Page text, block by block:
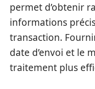
permet d’obtenir
informations
transaction.
date d’envoi et le
traitement plus